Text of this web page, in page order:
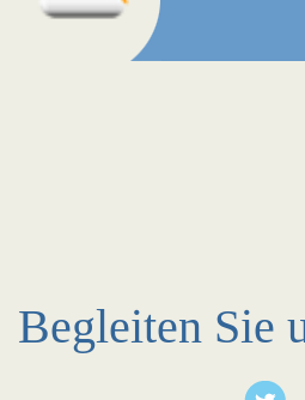
Begleiten Sie